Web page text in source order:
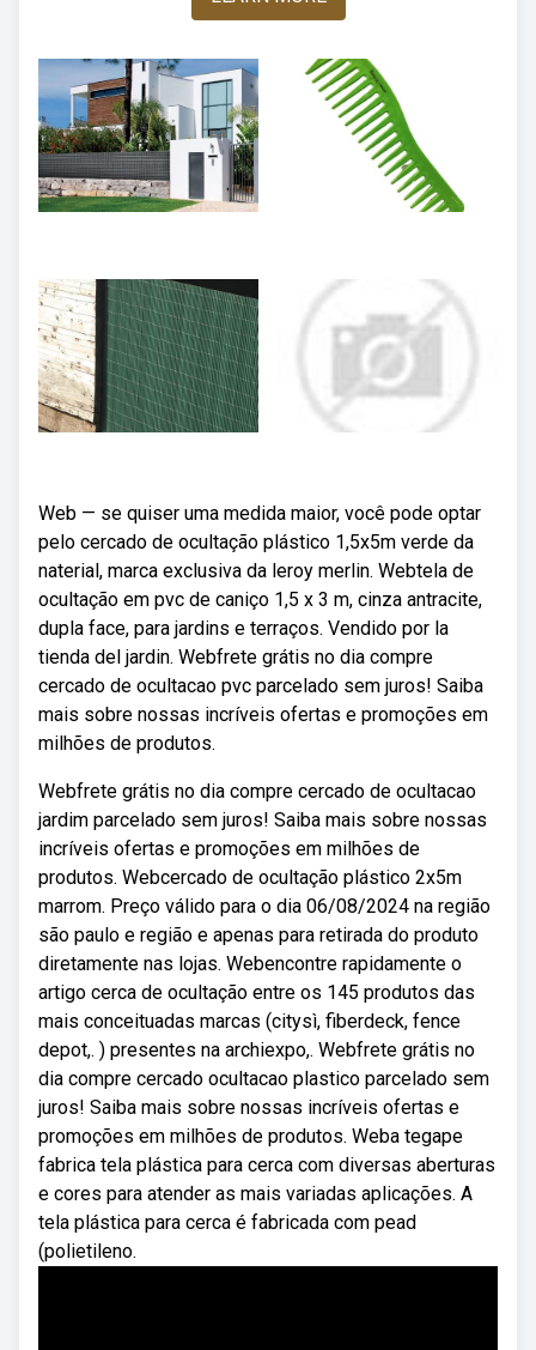
Web — se quiser uma medida maior, você pode optar
pelo cercado de ocultação plástico 1,5x5m verde da
naterial, marca exclusiva da leroy merlin. Webtela de
ocultação em pvc de caniço 1,5 x 3 m, cinza antracite,
dupla face, para jardins e terraços. Vendido por la
tienda del jardin. Webfrete grátis no dia compre
cercado de ocultacao pvc parcelado sem juros! Saiba
mais sobre nossas incríveis ofertas e promoções em
milhões de produtos.
Webfrete grátis no dia compre cercado de ocultacao
jardim parcelado sem juros! Saiba mais sobre nossas
incríveis ofertas e promoções em milhões de
produtos. Webcercado de ocultação plástico 2x5m
marrom. Preço válido para o dia 06/08/2024 na região
são paulo e região e apenas para retirada do produto
diretamente nas lojas. Webencontre rapidamente o
artigo cerca de ocultação entre os 145 produtos das
mais conceituadas marcas (citysì, fiberdeck, fence
depot,. ) presentes na archiexpo,. Webfrete grátis no
dia compre cercado ocultacao plastico parcelado sem
juros! Saiba mais sobre nossas incríveis ofertas e
promoções em milhões de produtos. Weba tegape
fabrica tela plástica para cerca com diversas aberturas
e cores para atender as mais variadas aplicações. A
tela plástica para cerca é fabricada com pead
(polietileno.